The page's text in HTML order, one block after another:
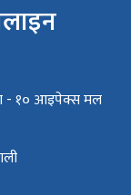
- १० आइपेक्स मल